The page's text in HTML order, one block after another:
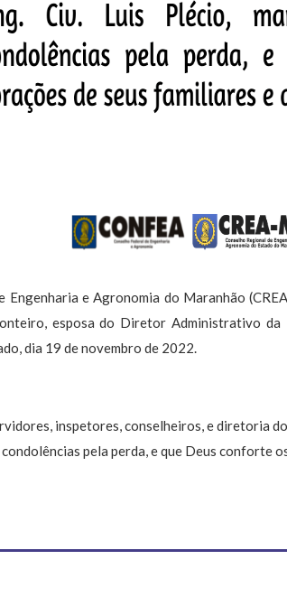
Engenharia e Agronomia do Maranhão
esposa do Diretor Administrativo da
dia 19 de novembro de 2022.
inspetores, conselheiros, e diretoria
pela perda, e que Deus conforte